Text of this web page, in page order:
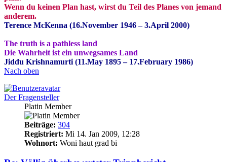
Wenn du keinen Plan hast, wirst du Teil des Planes von jemand
anderem.
Terence McKenna (16.November 1946 – 3.April 2000)
The truth is a pathless land
Die Wahrheit ist ein unwegsames Land
Jiddu Krishnamurti (11.May 1895 – 17.February 1986)
Nach oben
Der Fragensteller
Platin Member
Beiträge: 304
Registriert: Mi 14. Jan 2009, 12:28
Wohnort: Woni haut grad bi